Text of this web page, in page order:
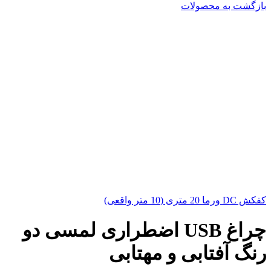
بازگشت به محصولات
کفکش DC ورما 20 متری (10 متر واقعی)
چراغ USB اضطراری لمسی دو
رنگ آفتابی و مهتابی